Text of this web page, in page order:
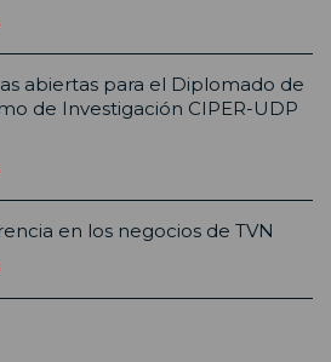
abiertas para el Diplomado de
de Investigación CIPER-UDP
en los negocios de TVN